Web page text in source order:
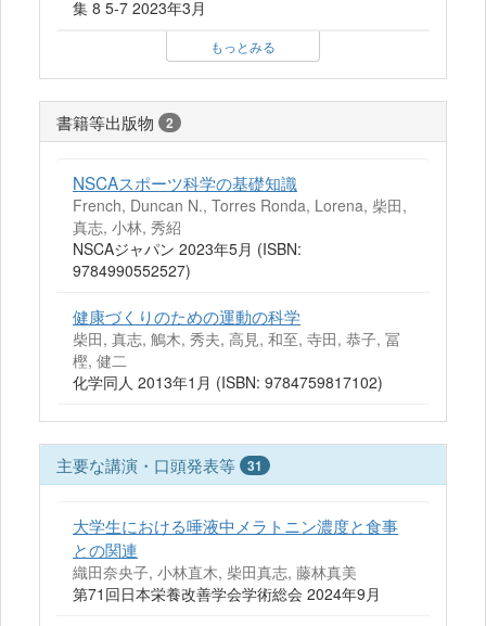
集 8 5-7 2023年3月
もっとみる
書籍等出版物 2
NSCAスポーツ科学の基礎知識
French, Duncan N., Torres Ronda, Lorena, 柴田,
真志, 小林, 秀紹
NSCAジャパン 2023年5月 (ISBN:
9784990552527)
健康づくりのための運動の科学
柴田, 真志, 鵤木, 秀夫, 高見, 和至, 寺田, 恭子, 冨
樫, 健二
化学同人 2013年1月 (ISBN: 9784759817102)
主要な講演・口頭発表等 31
大学生における唾液中メラトニン濃度と食事
との関連
織田奈央子, 小林直木, 柴田真志, 藤林真美
第71回日本栄養改善学会学術総会 2024年9月